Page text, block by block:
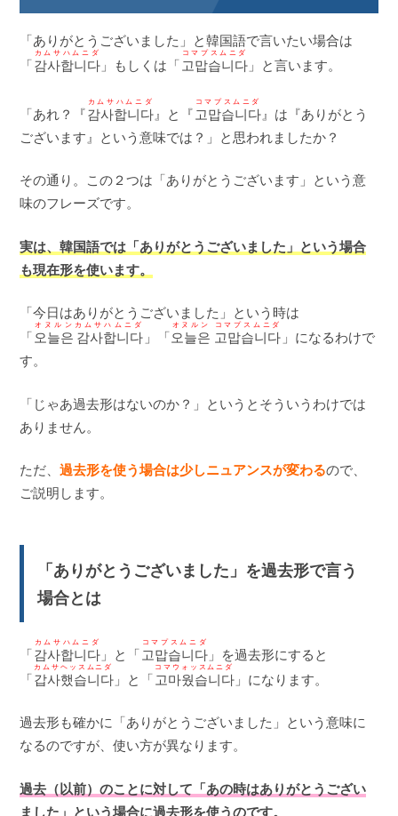
「ありがとうございました」と韓国語で言いたい場合は
「감사합니다
カムサハムニダ
」もしくは「고맙습니다
コマプスムニダ
」と言います。
「あれ？『감사합니다
カムサハムニダ
』と『고맙습니다
コマプスムニダ
』は『ありがとう
ございます』という意味では？」と思われましたか？
その通り。この２つは「ありがとうございます」という意
味のフレーズです。
実は、韓国語では「ありがとうございました」という場合
も現在形を使います。
「今日はありがとうございました」という時は
「오늘은 감사합니다
オヌルンカムサハムニダ
」「오늘은 고맙습니다
オヌルン コマプスムニダ
」になるわけで
す。
「じゃあ過去形はないのか？」というとそういうわけでは
ありません。
ただ、過去形を使う場合は少しニュアンスが変わるので、
ご説明します。
「ありがとうございました」を過去形で言う
場合とは
「감사합니다
カムサハムニダ
」と「 고맙습니다
コマプスムニダ
」を過去形にすると
「갑사했습니다
カムサヘッスムニダ
」と「 고마웠습니다
コマウォッスムニダ
」になります。
過去形も確かに「ありがとうございました」という意味に
なるのですが、使い方が異なります。
過去（以前）のことに対して「あの時はありがとうござい
ました」という場合に過去形を使うのです。